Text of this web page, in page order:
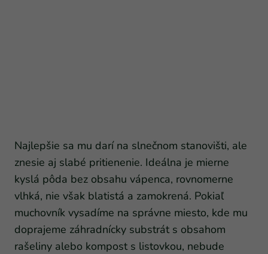
Najlepšie sa mu darí na slnečnom stanovišti, ale
znesie aj slabé pritienenie. Ideálna je mierne
kyslá pôda bez obsahu vápenca, rovnomerne
vlhká, nie však blatistá a zamokrená. Pokiaľ
muchovník vysadíme na správne miesto, kde mu
doprajeme záhradnícky substrát s obsahom
rašeliny alebo kompost s listovkou, nebude